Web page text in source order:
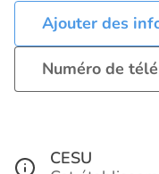
Ajouter des
Numéro de
CESU